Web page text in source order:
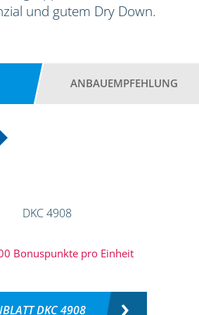
und gutem Dry Down.
ANBAUEMPFEHLUNG
Bonuspunkte pro Einheit
DKC 4908